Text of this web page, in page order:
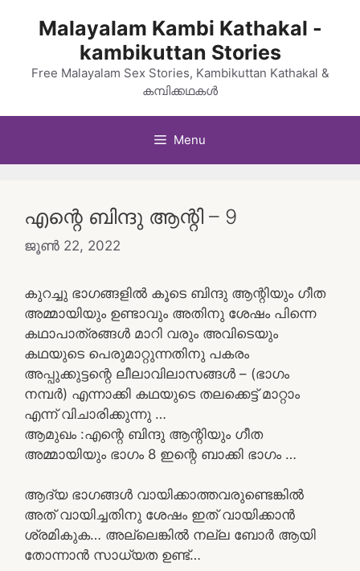
Malayalam Kambi Kathakal -
kambikuttan Stories
Free Malayalam Sex Stories, Kambikuttan Kathakal &
കമ്പിക്കഥകൾ
Menu
എന്റെ ബിന്ദു ആന്റി – 9
ജൂൺ 22, 2022
കുറച്ചു ഭാഗങ്ങളിൽ കൂടെ ബിന്ദു ആന്റിയും ഗീത
അമ്മായിയും ഉണ്ടാവും അതിനു ശേഷം പിന്നെ
കഥാപാത്രങ്ങൾ മാറി വരും അവിടെയും
കഥയുടെ പെരുമാറ്റുന്നതിനു പകരം
അപ്പുക്കുട്ടന്റെ ലീലാവിലാസങ്ങൾ – (ഭാഗം
നമ്പർ) എന്നാക്കി കഥയുടെ തലക്കെട്ട് മാറ്റാം
എന്ന് വിചാരിക്കുന്നു …
ആമുഖം :എന്റെ ബിന്ദു ആന്റിയും ഗീത
അമ്മായിയും ഭാഗം 8 ഇന്റെ ബാക്കി ഭാഗം …
ആദ്യ ഭാഗങ്ങൾ വായിക്കാത്തവരുണ്ടെങ്കിൽ
അത് വായിച്ചതിനു ശേഷം ഇത് വായിക്കാൻ
ശ്രമികുക… അല്ലെങ്കിൽ നല്ല ബോർ ആയി
തോന്നാൻ സാധ്യത ഉണ്ട്…